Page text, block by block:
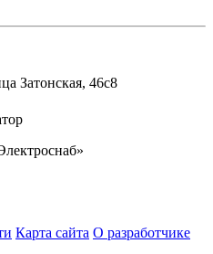
Затонская, 46с8
Карта сайта О разработчике